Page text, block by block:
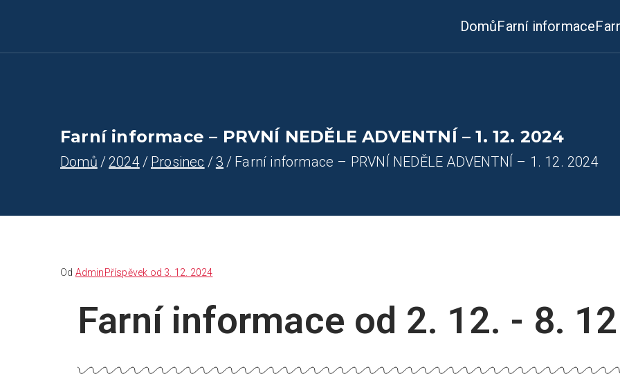
Farnost Žlutice
DomůFarní informace
Farní informace – PRVNÍ NEDĚLE ADVENTNÍ – 1. 12. 2024
Domů 2024 Prosinec 3 Farní informace – PRVNÍ NEDĚLE ADVENTNÍ – 1. 12. 2024
Od AdminPříspěvek od 3. 12. 2024
Farní informace od 2. 12. - 8.